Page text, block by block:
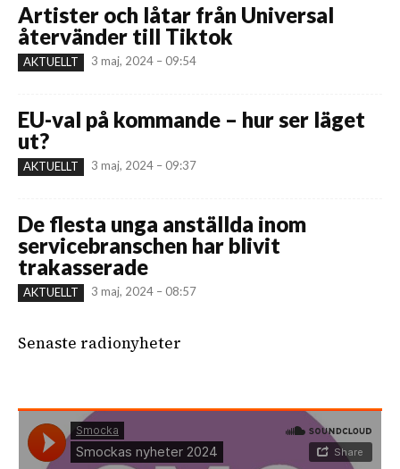
Artister och låtar från Universal
återvänder till Tiktok
AKTUELLT 3 maj, 2024 – 09:54
EU-val på kommande – hur ser läget
ut?
AKTUELLT 3 maj, 2024 – 09:37
De flesta unga anställda inom
servicebranschen har blivit
trakasserade
AKTUELLT 3 maj, 2024 – 08:57
Senaste radionyheter